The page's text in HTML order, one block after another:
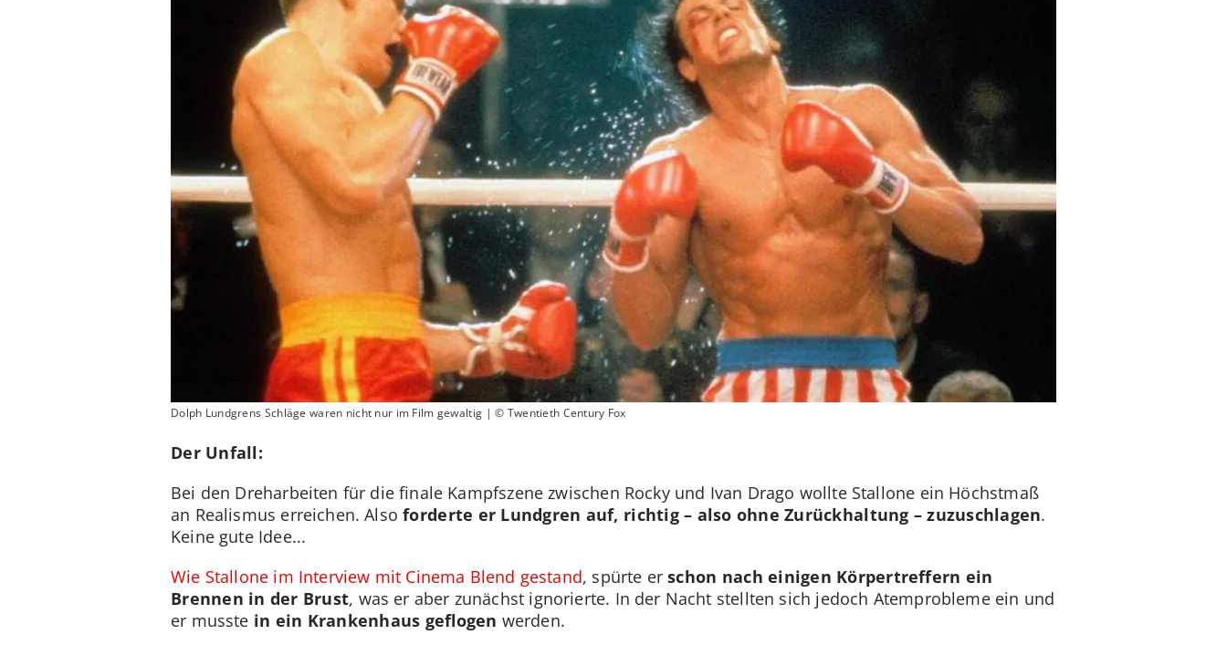
Dolph Lundgrens Schläge waren nicht nur im Film gewaltig | © Twentieth Century Fox
Der Unfall:
Bei den Dreharbeiten für die finale Kampfszene zwischen Rocky und Ivan Drago wollte Stallone ein Höchstmaß
an Realismus erreichen. Alsoforderte er Lundgren auf, richtig – also ohne Zurückhaltung – zuzuschlagen.
Keine gute Idee...
Wie Stallone im Interview mit Cinema Blend gestand, spürte erschon nach einigen Körpertreffern ein
Brennen in der Brust, was er aber zunächst ignorierte. In der Nacht stellten sich jedoch Atemprobleme ein und
er musste in ein Krankenhaus geflogen werden.